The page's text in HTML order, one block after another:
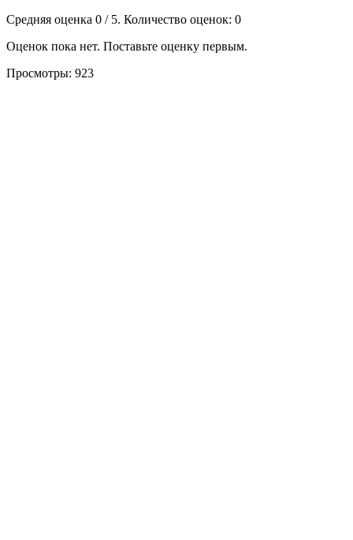
Средняя оценка 0 / 5. Количество оценок: 0
Оценок пока нет. Поставьте оценку первым.
Просмотры: 923